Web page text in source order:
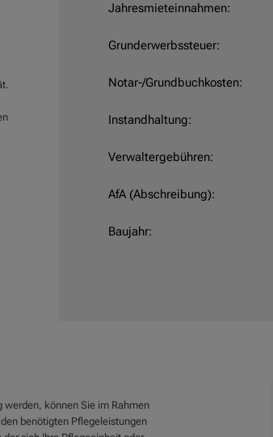
Jahresmieteinnahmen:
Grunderwerbssteuer:
Notar-/Grundbuchkosten:
Instandhaltung:
Verwaltergebühren:
AfA (Abschreibung):
Baujahr:
können Sie im Rahmen
benötigten Pflegeleistungen